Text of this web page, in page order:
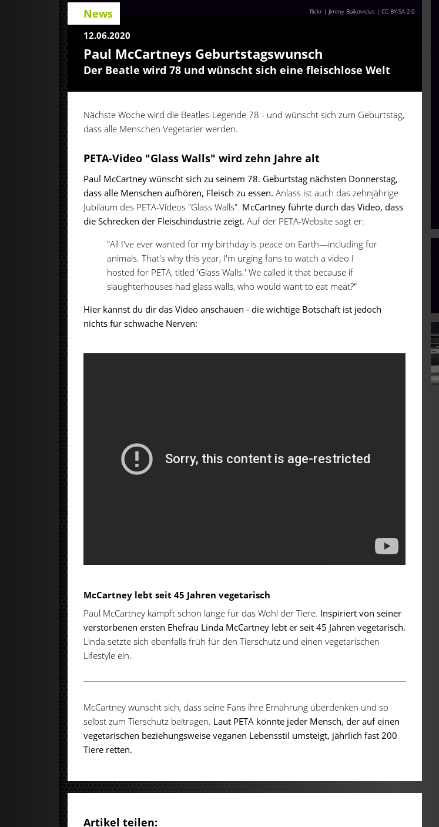
flickr | Jimmy Baikovicius| CC BY-SA 2.0
News
12.06.2020
Paul McCartneys Geburtstagswunsch
Der Beatle wird 78 und wünscht sich eine fleischlose Welt
Nächste Woche wird die Beatles-Legende 78 - und wünscht sich zum Geburtstag,
dass alle Menschen Vegetarier werden.
PETA-Video "Glass Walls" wird zehn Jahre alt
Paul McCartney wünscht sich zu seinem 78. Geburtstag nächsten Donnerstag,
dass alle Menschen aufhören, Fleisch zu essen. Anlass ist auch das zehnjährige
Jubiläum des PETA-Videos "Glass Walls". McCartney führte durch das Video, dass
die Schrecken der Fleischindustrie zeigt. Auf der PETA-Website sagt er:
"All I've ever wanted for my birthday is peace on Earth—including for
animals. That's why this year, I'm urging fans to watch a video I
hosted for PETA, titled 'Glass Walls.' We called it that because if
slaughterhouses had glass walls, who would want to eat meat?"
Hier kannst du dir das Video anschauen - die wichtige Botschaft ist jedoch
nichts für schwache Nerven:
McCartney lebt seit 45 Jahren vegetarisch
Paul McCartney kämpft schon lange für das Wohl der Tiere. Inspiriert von seiner
verstorbenen ersten Ehefrau Linda McCartney lebt er seit 45 Jahren vegetarisch.
Linda setzte sich ebenfalls früh für den Tierschutz und einen vegetarischen
Lifestyle ein.
McCartney wünscht sich, dass seine Fans ihre Ernährung überdenken und so
selbst zum Tierschutz beitragen. Laut PETA könnte jeder Mensch, der auf einen
vegetarischen beziehungsweise veganen Lebensstil umsteigt, jährlich fast 200
Tiere retten.
Artikel teilen: